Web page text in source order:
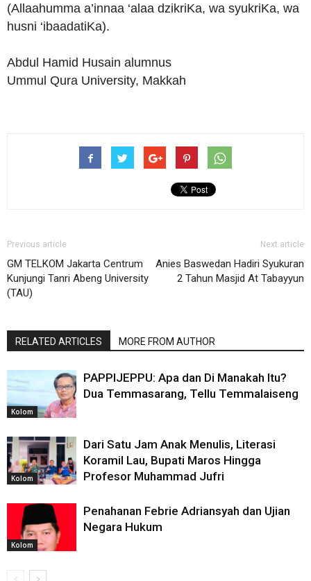
(Allaahumma a’innaa ‘alaa dzikriKa, wa syukriKa, wa
husni ‘ibaadatiKa).
Abdul Hamid Husain alumnus
Ummul Qura University, Makkah
Previous article
GM TELKOM Jakarta Centrum
Kunjungi Tanri Abeng University
(TAU)
Next article
Anies Baswedan Hadiri Syukuran
2 Tahun Masjid At Tabayyun
RELATED ARTICLES MORE FROM AUTHOR
Kolom
PAPPIJEPPU: Apa dan Di Manakah Itu?
Dua Temmasarang, Tellu Temmalaiseng
Kolom
Dari Satu Jam Anak Menulis, Literasi
Koramil Lau, Bupati Maros Hingga
Profesor Muhammad Jufri
Kolom
Penahanan Febrie Adriansyah dan Ujian
Negara Hukum